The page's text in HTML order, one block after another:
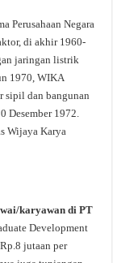
Perusahaan Negara
di akhir 1960-
jaringan listrik
1970, WIKA
sipil dan bangunan
Desember 1972.
Wijaya Karya
karyawan di PT
Development
jutaan per